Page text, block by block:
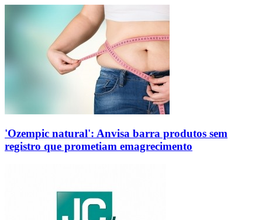
'Ozempic natural': Anvisa barra produtos sem
registro que prometiam emagrecimento